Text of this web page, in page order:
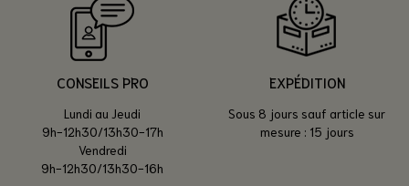
CONSEILS PRO
Lundi au Jeudi
9h-12h30/13h30-17h
Vendredi
9h-12h30/13h30-16h
EXPÉDITION
Sous 8 jours sauf article sur
mesure : 15 jours